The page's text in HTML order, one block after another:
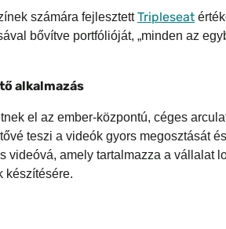
számára fejlesztettTripleseat
bővítve portfólióját, „minden az
alkalmazás
el az ember-központú, céges
teszi a videók gyors megosztását
videóvá, amely tartalmazza a vállalat
készítésére.